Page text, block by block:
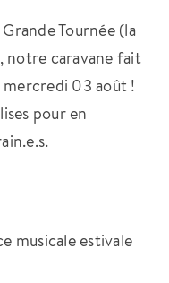
Tournée (la
notre caravane fait
mercredi 03 août !
pour en
musicale estivale